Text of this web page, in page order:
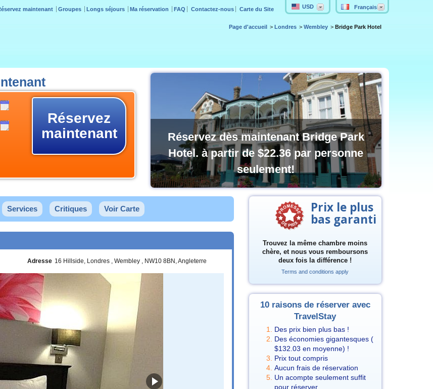
Français
USD
maintenant Groupes Longs séjours Ma réservation FAQ Contactez-nous Carte du Site
Page d'accueil Londres Wembley Bridge Park Hotel
Réservez
maintenant
Réservez dès maintenant Bridge Park
Hotel. à partir de$22.36par personne
seulement!
Services Critiques Voir Carte
Adresse 16 Hillside Londres Wembley NW10 8BN Angleterre
Prix le plus
bas garanti
Trouvez la même chambre moins
chère, et nous vous remboursons
deux fois la différence !
Terms and conditions apply
10 raisons de réserver avec
TravelStay
Des prix bien plus bas !
Des économies gigantesques (
$132.03 en moyenne) !
Prix tout compris
Aucun frais de réservation
Un acompte seulement suffit
pour réserver